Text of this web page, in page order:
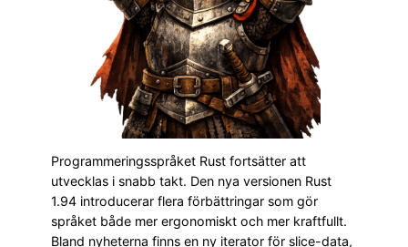
Programmeringsspråket Rust fortsätter att
utvecklas i snabb takt. Den nya versionen Rust
1.94 introducerar flera förbättringar som gör
språket både mer ergonomiskt och mer kraftfullt.
Bland nyheterna finns en ny iterator för slice-data,